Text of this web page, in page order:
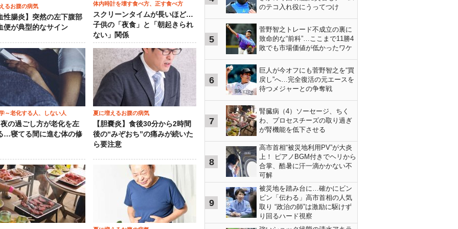
るお腹の病気
性腸炎】突然の左下腹部
便が典型的なサイン
体内時計を壊す食べ方、正す食べ方
スクリーンタイムが長いほど…
子供の「夜食」と「朝起きられ
ない」関係
～老化する人、しない人
の過ごし方が老化を左
…寝てる間に進む体の修
夏に増えるお腹の病気
【胆嚢炎】食後30分から2時間
後の“みぞおち”の痛みが続いた
ら要注意
のテコ入れ役にうってつけ
5
菅野智之トレード不成立の裏に
致命的な“前科”…ここまで11勝4
敗でも市場価値が低かったワケ
6
巨人が今オフにも菅野智之を“買
戻し”へ…完全復活の元エースを
待つメジャーとの争奪戦
7
腎臓病（4）ソーセージ、ちく
わ、プロセスチーズの取り過ぎ
が腎機能を低下させる
8
高市首相“被災地利用PV”が大炎
上！ ピアノBGM付きでヘリから
合掌、酷暑に汗一滴かかない不
可解
9
被災地を踏み台に…確かにビン
ビン「伝わる」高市首相の人気
取り “政治の師”は激励に駆けず
り回るハード視察